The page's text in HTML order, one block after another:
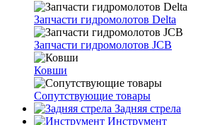
Запчасти гидромолотов Delta
Запчасти гидромолотов JCB
Ковши
Сопутствующие товары
Задняя стрела
Инструмент